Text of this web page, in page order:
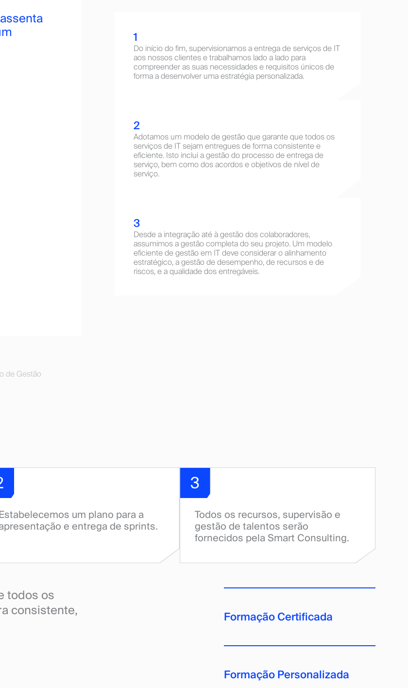
1
Do início do fim, supervisionamos a entrega de serviços de IT
aos nossos clientes e trabalhamos lado a lado para
compreender as suas necessidades e requisitos únicos de
forma a desenvolver uma estratégia personalizada.
2
Adotamos um modelo de gestão que garante que todos os
serviços de IT sejam entregues de forma consistente e
eficiente. Isto inclui a gestão do processo de entrega de
serviço, bem como dos acordos e objetivos de nível de
serviço.
3
Desde a integração até à gestão dos colaboradores,
assumimos a gestão completa do seu projeto. Um modelo
eficiente de gestão em IT deve considerar o alinhamento
estratégico, a gestão de desempenho, de recursos e de
riscos, e a qualidade dos entregáveis.
de Gestão
um plano para a
e entrega de sprints.
3
Todos os recursos, supervisão e
gestão de talentos serão
fornecidos pela Smart Consulting.
todos os
consistente,
Formação Certificada
Formação Personalizada